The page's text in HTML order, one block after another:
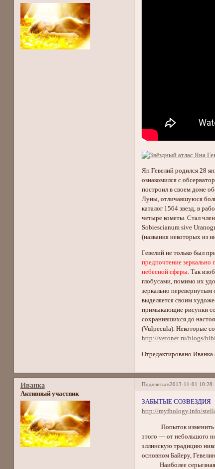
Ян Гевелий родился 28
ознакомился с
построил в своем доме
Луны, отличавшуюся
каталог 1564 звезд, в
четыре кометы. Стал
Sobiescianum sive
(названия некоторых из
Гевелий не только был
предпочтение зеркально
небесной сферы. Так
глобусами, помимо их
зеркально
выделяется своим
примыкающие рисунки
сохранившихся до
(Vulpecula). Некоторые
http://vetonet.ru/blogs/
Отредактировано
Поделиться2013-11-01
Иванка
Активный участник
ЗАБЫТЫЕ СОЗВЕЗДИЯ
http://myfhology.info/
Попыток изменить
этого — от небольшого
эллинскую традицию
основном Байеру,
Наиболее серьезная